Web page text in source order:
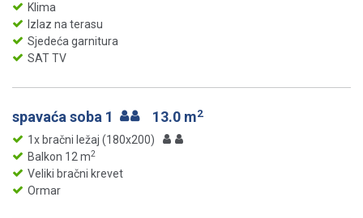
Klima
Izlaz na terasu
Sjedeća garnitura
SAT TV
spavaća soba 1 13.0 m2
1x bračni ležaj (180x200)
Balkon 12 m2
Veliki bračni krevet
Ormar